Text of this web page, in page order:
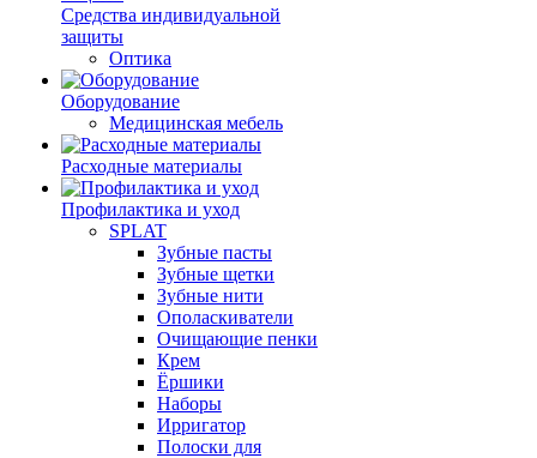
Средства индивидуальной
защиты
Оптика
Оборудование
Медицинская мебель
Расходные материалы
Профилактика и уход
SPLAT
Зубные пасты
Зубные щетки
Зубные нити
Ополаскиватели
Очищающие пенки
Крем
Ёршики
Наборы
Ирригатор
Полоски для